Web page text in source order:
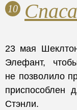
10
23 мая
Элефант,
не позволило
приспособлен
Стэнли.